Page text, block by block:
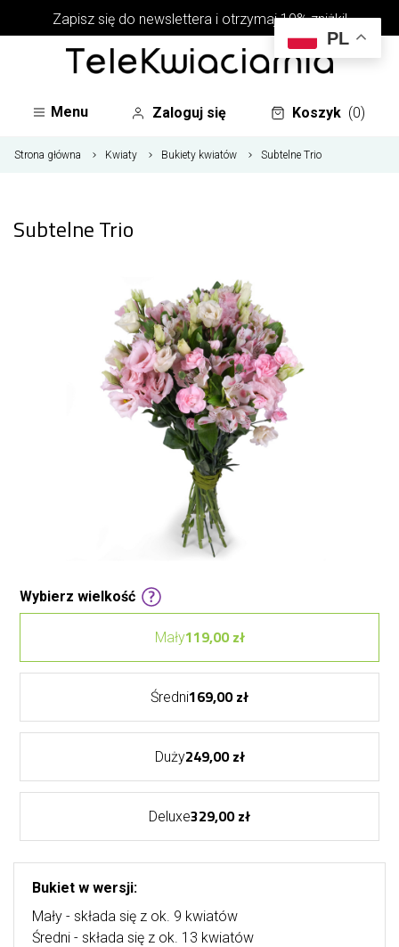
Zapisz się do newslettera i otrzymaj 10% zniżki!
Menu Zaloguj się Koszyk (0)
Strona główna Kwiaty Bukiety kwiatów Subtelne Trio
Subtelne Trio
Wybierz wielkość
Mały119,00 zł
Średni169,00 zł
Duży249,00 zł
Deluxe329,00 zł
Bukiet w wersji:
Mały - składa się z ok. 9 kwiatów
Średni - składa się z ok. 13 kwiatów
PL